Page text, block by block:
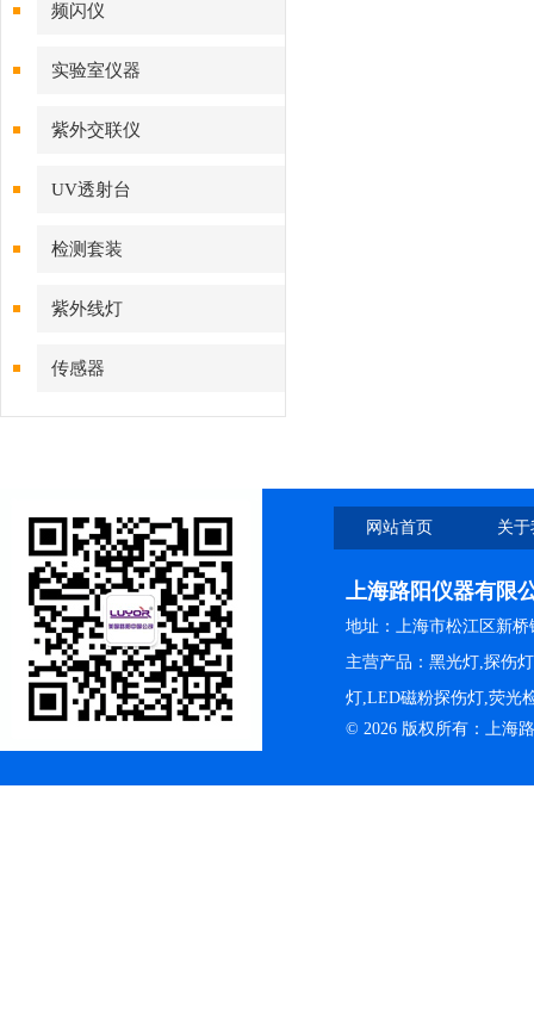
频闪仪
实验室仪器
紫外交联仪
UV透射台
检测套装
紫外线灯
传感器
网站首页 关
上海路阳仪器有限
地址：上海市松江区新桥
主营产品：黑光灯,探伤
灯,LED磁粉探伤灯,荧光
© 2026 版权所有：上海